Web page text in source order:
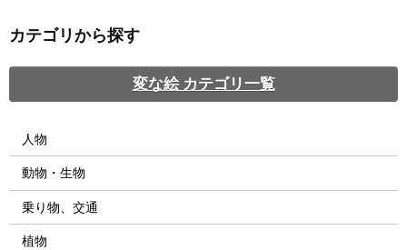
カテゴリから探す
変な絵 カテゴリ一覧
人物
動物・生物
乗り物、交通
植物